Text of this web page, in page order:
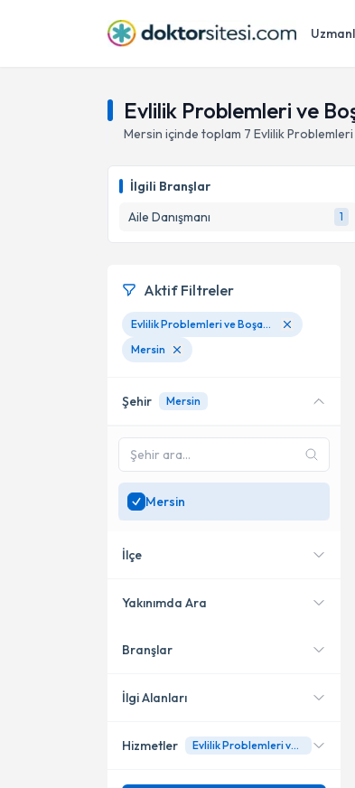
Evlilik Problemleri ve
Mersin içinde toplam 7 Evlilik
İlgili Branşlar
Aile Danışmanı
1
Aktif Filtreler
Evlilik Problemleri ve Boşanma
Mersin
Şehir Mersin
Mersin
İlçe
Mezitli
Yakınımda Ara
Konumuma yakın uzmanları
Branşlar
Aile Danışmanı
İlgi Alanları
Hizmetler Evlilik Problemleri ve Boşanma